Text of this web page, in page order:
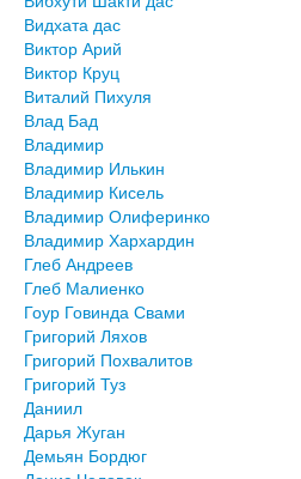
Видхата дас
Виктор Арий
Виктор Круц
Виталий Пихуля
Влад Бад
Владимир
Владимир Илькин
Владимир Кисель
Владимир Олиферинко
Владимир Хархардин
Глеб Андреев
Глеб Малиенко
Гоур Говинда Свами
Григорий Ляхов
Григорий Похвалитов
Григорий Туз
Даниил
Дарья Жуган
Демьян Бордюг